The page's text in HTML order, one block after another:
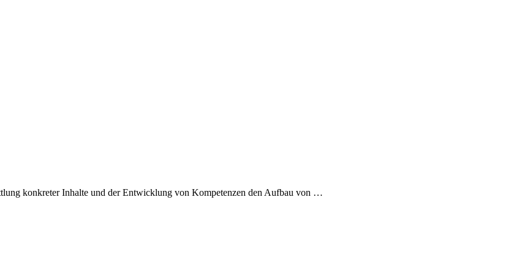
konkreter Inhalte und der Entwicklung von Kompetenzen den Aufbau von …